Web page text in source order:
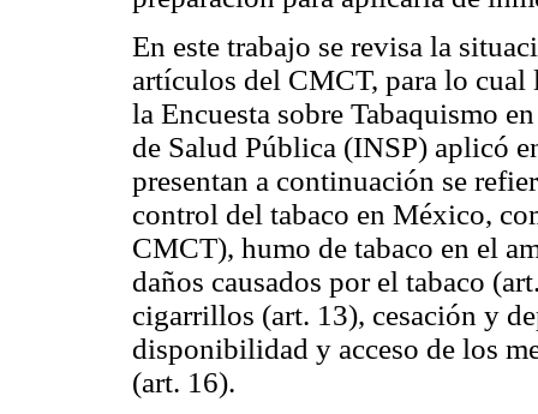
En este trabajo se revisa la
artículos del CMCT, para lo cual
la Encuesta sobre Tabaquismo
de Salud Pública (INSP) aplicó
presentan a continuación se
control del tabaco en México,
CMCT), humo de tabaco en el
daños causados por el tabaco
cigarrillos (art. 13), cesación y
disponibilidad y acceso de los
(art. 16).